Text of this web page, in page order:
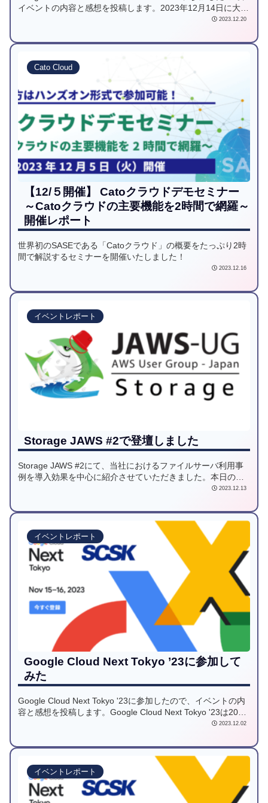
イベントの内容と感想を投稿します。2023年12月14日に大阪
のコングレコンベンションセンターで開催されたカンファレ
2023.12.20
Cato Cloud
【12/５開催】 Catoクラウドデモセミナー
～Catoクラウドの主要機能を2時間で網羅～
開催レポート
世界初のSASEである「Catoクラウド」の概要をたっぷり2時
間で解説するセミナーを開催いたしました！
2023.12.16
イベントレポート
Storage JAWS #2で登壇しました
Storage JAWS #2にて、当社におけるファイルサーバ利用事
例を導入効果を中心に紹介させていただきました。本日の登
2023.12.13
イベントレポート
Google Cloud Next Tokyo ’23に参加して
みた
Google Cloud Next Tokyo '23に参加したので、イベントの内
容と感想を投稿します。Google Cloud Next Tokyo '23は2023
年11月15日・16日に東京ビッグサイトで開催されたGoogle
2023.12.02
イベントレポート